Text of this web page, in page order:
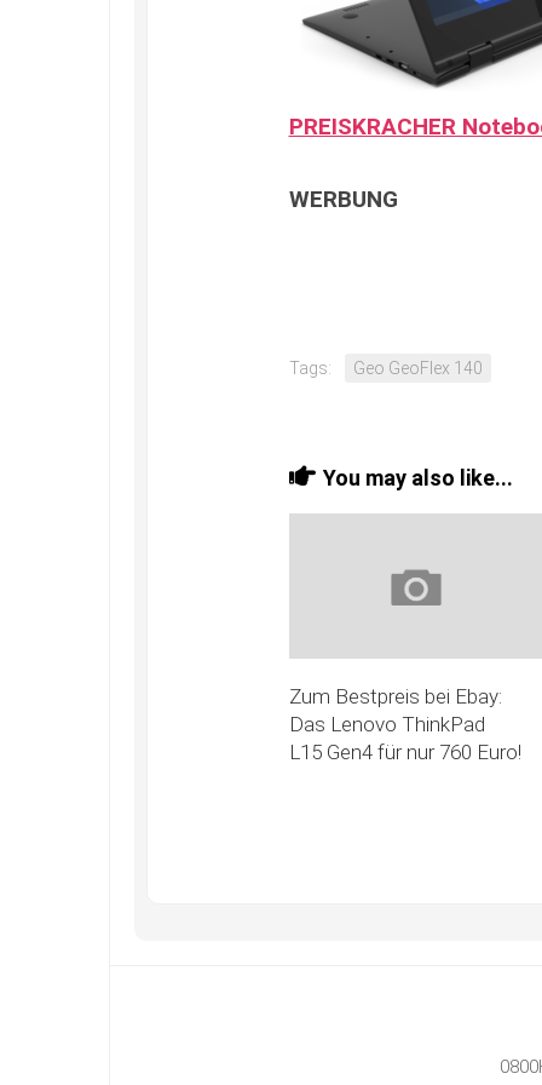
PREISKRACHER
WERBUNG
Tags: Geo GeoFlex 140
You may also like...
Zum Bestpreis bei Ebay:
Das Lenovo ThinkPad
L15 Gen4 für nur 760 Euro!